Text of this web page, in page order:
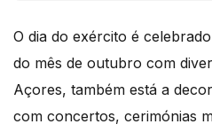
O dia do exército é
do mês de outubro com
Açores, também está a
com concertos, cerimónias